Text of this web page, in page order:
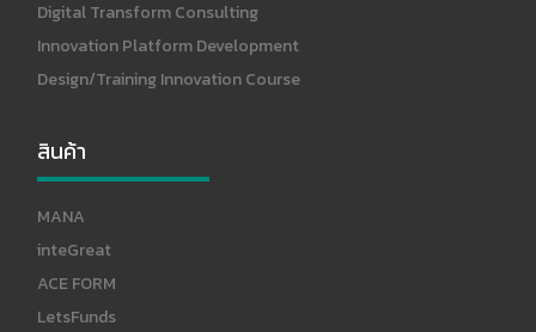
Digital Transform Consulting
Innovation Platform Development
Design/Training Innovation Course
สินค้า
MANA
inteGreat
ACE FORM
LetsFunds